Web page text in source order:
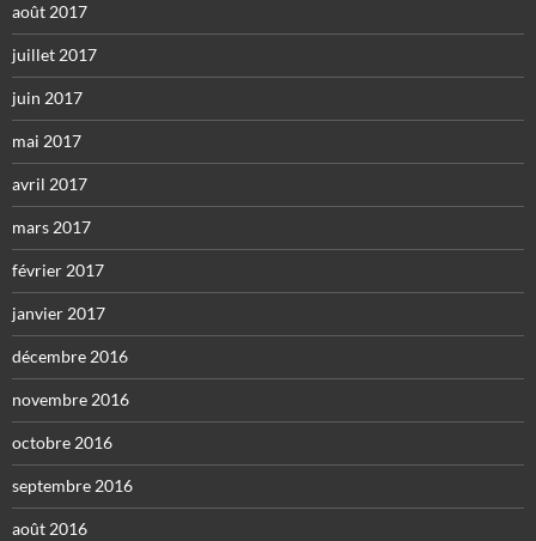
août 2017
juillet 2017
juin 2017
mai 2017
avril 2017
mars 2017
février 2017
janvier 2017
décembre 2016
novembre 2016
octobre 2016
septembre 2016
août 2016